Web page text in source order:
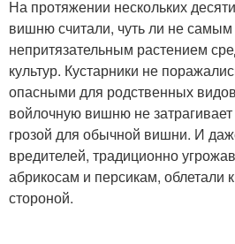
На протяжении нескольких
вишню считали, чуть ли не самым
непритязательным растением
культур. Кустарники не
опасными для родственных
войлочную вишню не
грозой для обычной вишни. И
вредителей, традиционно
абрикосам и персикам, облетали
стороной.